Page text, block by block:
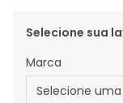
Selecione sua
Marca